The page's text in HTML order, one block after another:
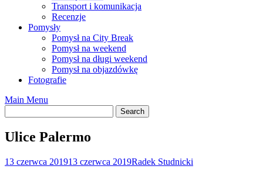
Transport i komunikacja
Recenzje
Pomysły
Pomysł na City Break
Pomysł na weekend
Pomysł na długi weekend
Pomysł na objazdówkę
Fotografie
Main Menu
Ulice Palermo
13 czerwca 201913 czerwca 2019Radek Studnicki